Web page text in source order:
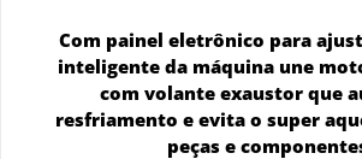
Com painel eletrônico para
inteligente da máquina une
com volante exaustor que
resfriamento e evita o super
peças e